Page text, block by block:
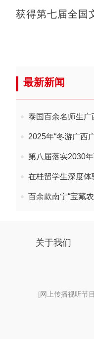
获得第七届全国
最新新闻
泰国百余名师生
2025年“冬游广西
第八届落实2030
在桂留学生深度体
百余款南宁“宝藏
关于我们
[网上传播视听节